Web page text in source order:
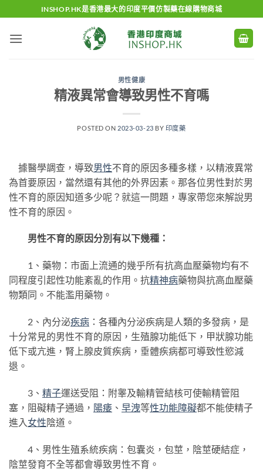
to
content
INSHOP.HK是香港最大的印度平價仿製藥在線購物商城
男性健康
精液異常會導致男性不育嗎
POSTED ON 2023-03-23 BY 印度藥
據醫學調查，導致男性不育的原因多種多樣，以精液異常
為首要原因，當然還有其他的外界因素。那各位男性對於男
性不育的原因知道多少呢？就這一問題，專家帶您來解說男
性不育的原因。
男性不育的原因分別有以下幾種：
1、藥物：市面上流通的幾乎所有抗高血壓藥物均有不
同程度引起性功能紊亂的作用。抗精神病藥物與抗高血壓藥
物類同。不能濫用藥物。
2、內分泌疾病 ：各種內分泌疾病是人類的多發病，是
十分常見的男性不育的原因，生殖腺功能低下，甲狀腺功能
低下或亢進，腎上腺皮質疾病，垂體疾病都可導致性慾減
退。
3、 精子運送受阻：附睾及輸精管結核可使輸精管阻
塞，阻礙精子通過， 陽痿 、 早洩等性功能障礙都不能使精子
進入 女性陰道。
4、男性生殖系統疾病：包囊炎，包莖，陰莖硬結症，
陰莖發育不全等都會導致男性不育。